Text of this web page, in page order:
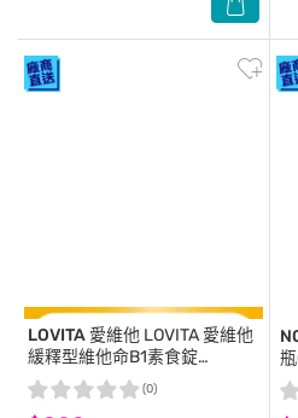
LOVITA 愛維他 LOVITA 愛維他
緩釋型維他命B1素食錠
50mg(添加B12)(90顆/瓶)
(0)